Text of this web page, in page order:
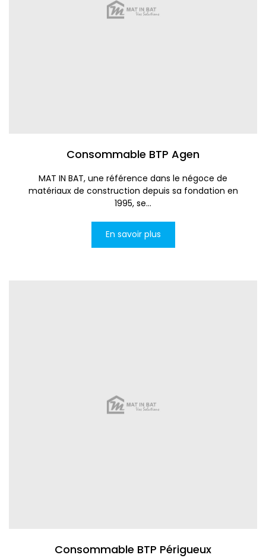
Consommable BTP Agen
MAT IN BAT, une référence dans le négoce de
matériaux de construction depuis sa fondation en
1995, se...
En savoir plus
Consommable BTP Périgueux